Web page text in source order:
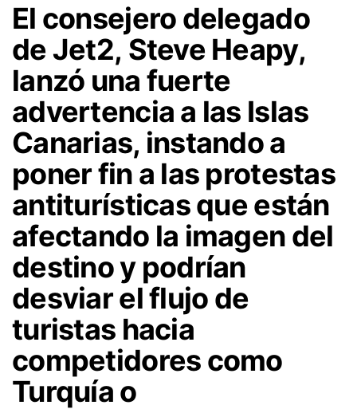
El consejero delegado
de Jet2, Steve Heapy,
lanzó una fuerte
advertencia a las Islas
Canarias, instando a
poner fin a las protestas
antiturísticas que están
afectando la imagen del
destino y podrían
desviar el flujo de
turistas hacia
competidores como
Turquía o